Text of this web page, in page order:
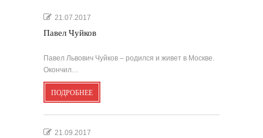
21.07.2017
Павел Чуйков
Павел Львович Чуйков – родился и живет в Москве.
Окончил…
ПОДРОБНЕЕ
21.09.2017